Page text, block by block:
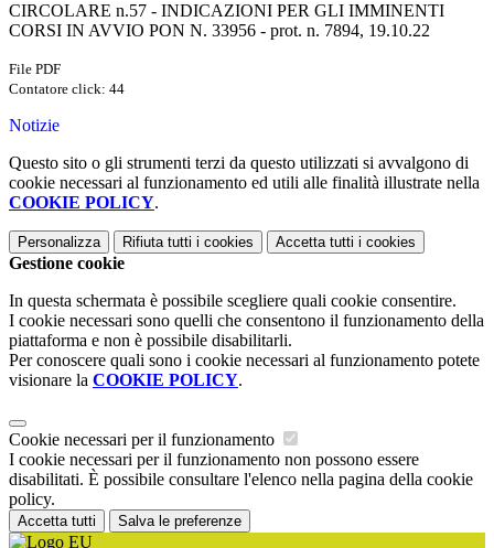
CIRCOLARE n.57 - INDICAZIONI PER GLI IMMINENTI
CORSI IN AVVIO PON N. 33956 - prot. n. 7894, 19.10.22
File PDF
Contatore click: 44
Notizie
Questo sito o gli strumenti terzi da questo utilizzati si avvalgono di
cookie necessari al funzionamento ed utili alle finalità illustrate nella
COOKIE POLICY.
Personalizza Rifiuta tutti i cookies Accetta tutti i cookies
Gestione cookie
In questa schermata è possibile scegliere quali cookie consentire.
I cookie necessari sono quelli che consentono il funzionamento della
piattaforma e non è possibile disabilitarli.
Per conoscere quali sono i cookie necessari al funzionamento potete
visionare la COOKIE POLICY.
Cookie necessari per il funzionamento
I cookie necessari per il funzionamento non possono essere
disabilitati. È possibile consultare l'elenco nella pagina della cookie
policy.
Accetta tutti Salva le preferenze